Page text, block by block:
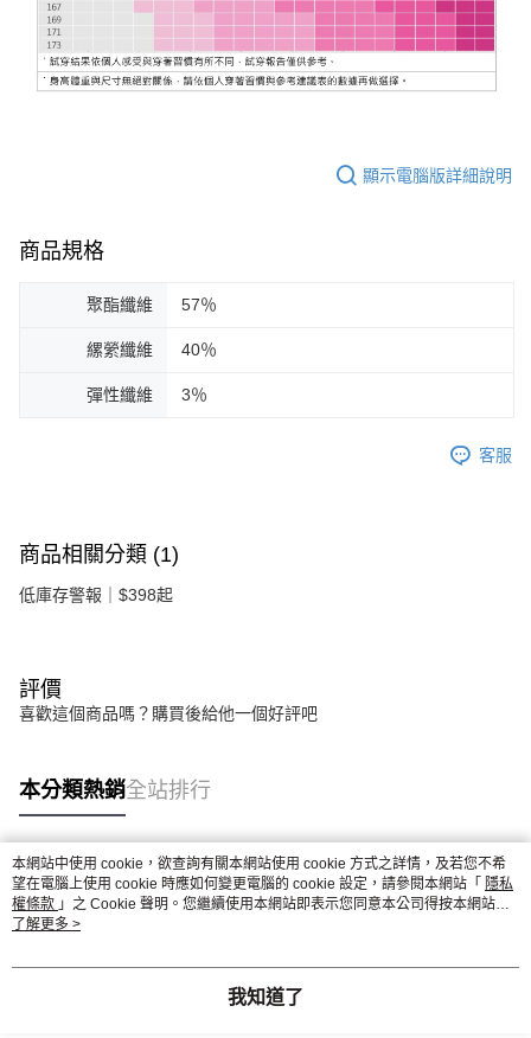
顯示電腦版詳細說明
商品規格
聚酯纖維 57％
縲縈纖維 40％
彈性纖維 3％
客服
商品相關分類 (1)
低庫存警報｜$398起
評價
喜歡這個商品嗎？購買後給他一個好評吧
本分類熱銷全站排行
熱門標籤
本網站中使用 cookie，欲查詢有關本網站使用 cookie 方式之詳情，及若您不希
望在電腦上使用 cookie 時應如何變更電腦的 cookie 設定，請參閱本網站「 隱私
權條款 」之 Cookie 聲明。您繼續使用本網站即表示您同意本公司得按本網站使
用條款之 Cookie 聲明使用 cookie。
了解更多 >
我知道了